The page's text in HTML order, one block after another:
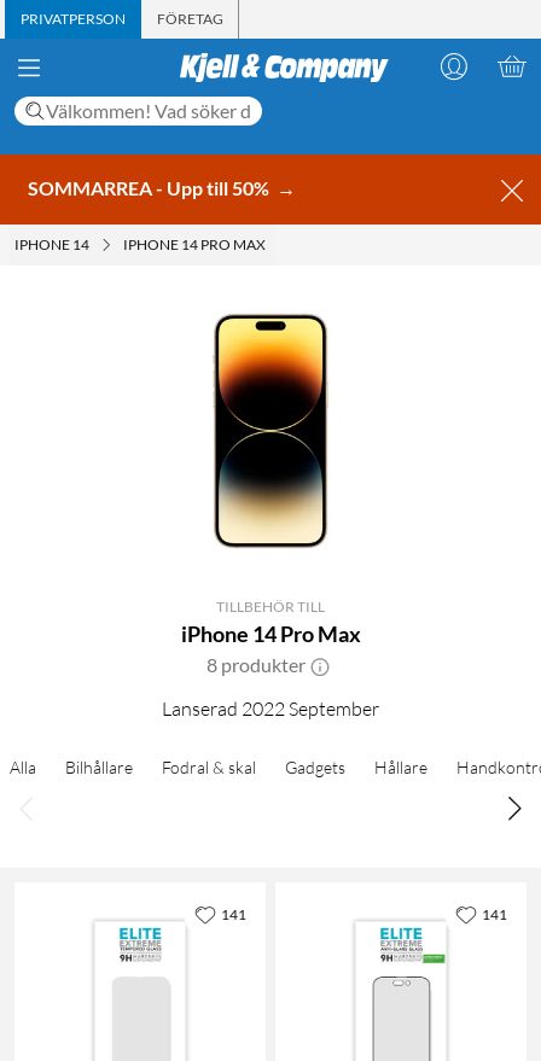
PRIVATPERSON FÖRETAG
SOMMARREA - Upp till 50% →
IPHONE 14 IPHONE 14 PRO MAX
TILLBEHÖR TILL
iPhone 14 Pro Max
8 produkter
Lanserad 2022 September
Alla Bilhållare Fodral & skal Gadgets Hållare
141 141